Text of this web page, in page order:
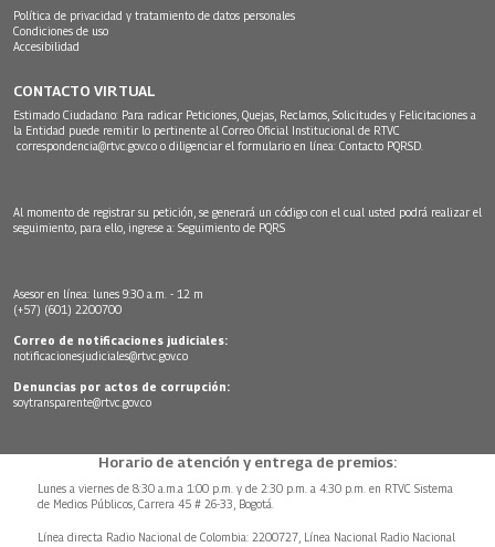
Política de privacidad y tratamiento de datos personales
Condiciones de uso
Accesibilidad
CONTACTO VIRTUAL
Estimado Ciudadano: Para radicar Peticiones, Quejas, Reclamos, Solicitudes y Felicitaciones a
la Entidad puede remitir lo pertinente al Correo Oficial Institucional de RTVC
correspondencia@rtvc.gov.co o diligenciar el formulario en línea: Contacto PQRSD.
Al momento de registrar su petición, se generará un código con el cual usted podrá realizar el
seguimiento, para ello, ingrese a: Seguimiento de PQRS
Asesor en línea: lunes 9:30 a.m. - 12 m
(+57) (601) 2200700
Correo de notificaciones judiciales:
notificacionesjudiciales@rtvc.gov.co
Denuncias por actos de corrupción:
soytransparente@rtvc.gov.co
Horario de atención y entrega de premios:
Lunes a viernes de 8:30 a.m.a 1:00 p.m. y de 2:30 p.m. a 4:30 p.m. en RTVC Sistema
de Medios Públicos, Carrera 45 # 26-33, Bogotá.
Línea directa Radio Nacional de Colombia: 2200727, Línea Nacional Radio Nacional